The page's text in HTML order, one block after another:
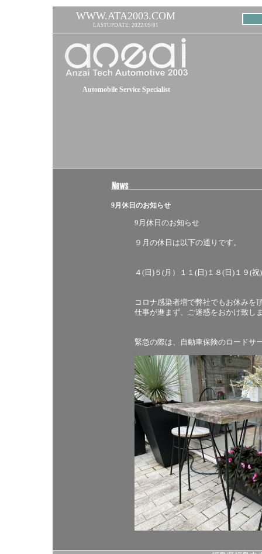
WWW.ATA2003.COM
LASTUPDATE: 2022/09/01
Automobile Service Specialist
9月休日のお知らせ
9月休日のお知らせ
９月の休日は以下の通りです。
４(日)５(月）１１(日)１８(日)１９(
コロナ感染者増で弊社でもお休みを
仕事が進まず、ご迷惑をおかけ致し
緊急の際は、自動車保険のロードサ